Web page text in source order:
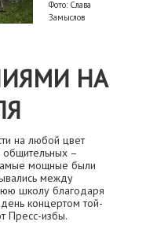
Фото: Слава
Замыслов
НА
на любой цвет
общительных –
мощные были
между
школу благодаря
концертом той-
Пресс-избы.